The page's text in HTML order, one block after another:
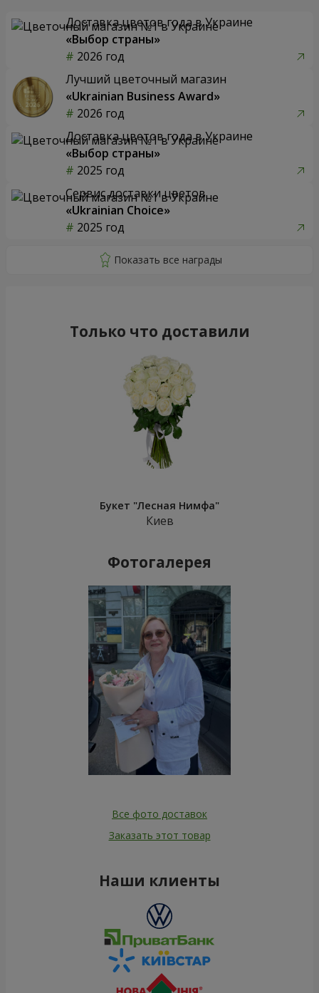
Доставка цветов года в Украине
«Выбор страны»
2026 год
Лучший цветочный магазин
«Ukrainian Business Award»
2026 год
Доставка цветов года в Украине
«Выбор страны»
2025 год
Сервис доставки цветов
«Ukrainian Choice»
2025 год
Только что доставили
Букет "Лесная Нимфа"
Киев
Фотогалерея
Все фото доставок
Заказать этот товар
Наши клиенты